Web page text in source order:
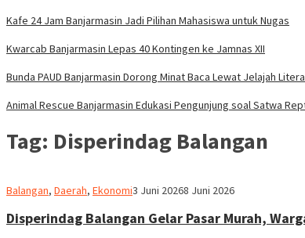
Kafe 24 Jam Banjarmasin Jadi Pilihan Mahasiswa untuk Nugas
Kwarcab Banjarmasin Lepas 40 Kontingen ke Jamnas XII
Bunda PAUD Banjarmasin Dorong Minat Baca Lewat Jelajah
Animal Rescue Banjarmasin Edukasi Pengunjung soal Satwa
Tag: Disperindag Balangan
Balangan, Daerah, EkonomiRedaksi
3 Juni 20268 Juni 2026
Disperindag Balangan Gelar Pasar Murah,